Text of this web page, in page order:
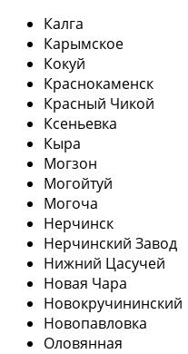
Калга
Карымское
Кокуй
Краснокаменск
Красный Чикой
Ксеньевка
Кыра
Могзон
Могойтуй
Могоча
Нерчинск
Нерчинский Завод
Нижний Цасучей
Новая Чара
Новокручининский
Новопавловка
Оловянная